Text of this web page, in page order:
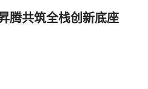
腾共筑全栈创新底座